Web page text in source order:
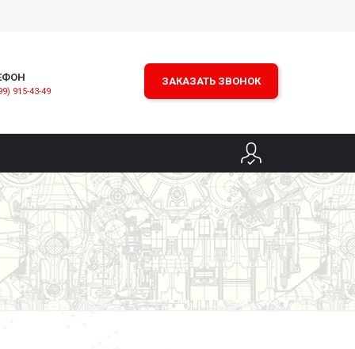
915-43-49
ЗАКАЗАТЬ ЗВОНОК